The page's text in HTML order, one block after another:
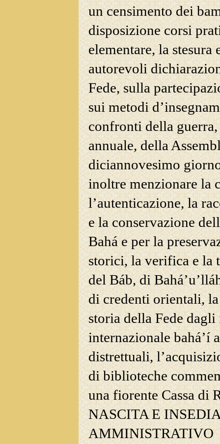
un censimento dei
disposizione corsi
elementare, la
autorevoli
Fede, sulla
sui metodi
confronti della
annuale, della
diciannovesimo
inoltre menzionare la
l’autenticazione, la
e la conservazione
Bahá e per la
storici, la verifica e la
del Báb, di
di credenti orientali,
storia della Fede
internazionale bahá’í
distrettuali,
di biblioteche
una fiorente Cassa di
NASCITA E
AMMINISTRATIVO